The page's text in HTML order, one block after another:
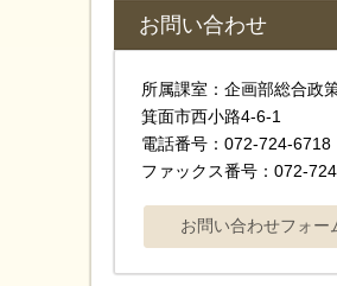
お問い合わせ
所属課室：企画部総合政
箕面市西小路4‐6‐1
電話番号：072-724-6718
ファックス番号：072-